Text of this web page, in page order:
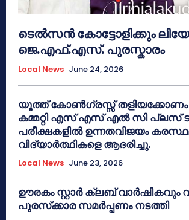
ടെൽസൻ കോട്ടോളിക്കും
ജെ.എഫ്.എസ്. പുരസ്കാരം
Local News June 24, 2026
യൂത്ത് കോൺഗ്രസ്സ് തളിയക്കോണം
കമ്മറ്റി എസ് എസ് എൽ സി പ്ലസ്
പരീക്ഷകളിൽ ഉന്നതവിജയം
വിദ്യാർത്ഥികളെ ആദരിച്ചു.
Local News June 23, 2026
ഊരകം സ്റ്റാർ ക്ലബ് വാർഷികവും
പുരസ്‌ക്കാര സമർപ്പണം നടത്തി